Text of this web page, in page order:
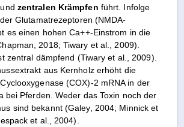
zentralen Krämpfen führt. Infolge
Glutamatrezeptoren (NMDA-
es einen hohen Ca++-Einstrom in die
2018; Tiwary et al., 2009).
zentral dämpfend (Tiwary et al., 2009).
aus Kernholz erhöht die
(COX)-2 mRNA in der
bei Pferden. Weder das Toxin noch der
sind bekannt (Galey, 2004; Minnick et
et al., 2004).